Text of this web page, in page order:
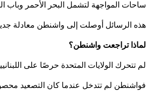
ساحات المواجهة لتشمل البحر الأحمر وباب
هذه الرسائل أوصلت إلى واشنطن معادلة
لماذا تراجعت واشنطن؟
لم تتحرك الولايات المتحدة حرصًا على
فواشنطن لم تتدخل عندما كان التصعيد